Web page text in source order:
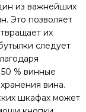
из важнейших
Это позволяет
их
следует
% винные
вина.
шкафах может